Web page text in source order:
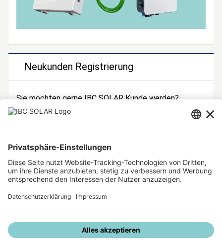
Neukunden Registrierung
Sie möchten gerne IBC SOLAR Kunde werden?
Dann registrieren Sie sich jetzt!
Unsere weiteren Angebote
IBC SOLAR Webseite